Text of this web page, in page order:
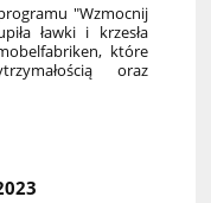
"Wzmocnij
ławki i krzesła
które
oraz